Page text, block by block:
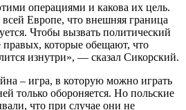
операциями и какова их цель.
всей Европе, что внешняя граница
Чтобы вызвать политический
правых, которые обещают, что
изнутри», — сказал Сикорский.
– игра, в которую можно играть
только обороняется. Но польские
что при случае они не